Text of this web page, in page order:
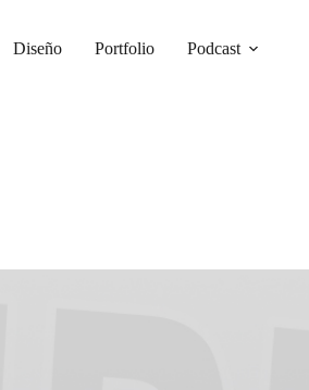
Diseño Portfolio Podcast